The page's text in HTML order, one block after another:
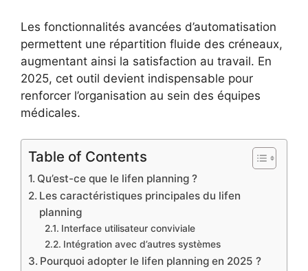
Les fonctionnalités avancées d’automatisation
permettent une répartition fluide des créneaux,
augmentant ainsi la satisfaction au travail. En
2025, cet outil devient indispensable pour
renforcer l’organisation au sein des équipes
médicales.
Table of Contents
Qu’est-ce que le lifen planning ?
Les caractéristiques principales du lifen
planning
Interface utilisateur conviviale
Intégration avec d’autres systèmes
Pourquoi adopter le lifen planning en 2025 ?